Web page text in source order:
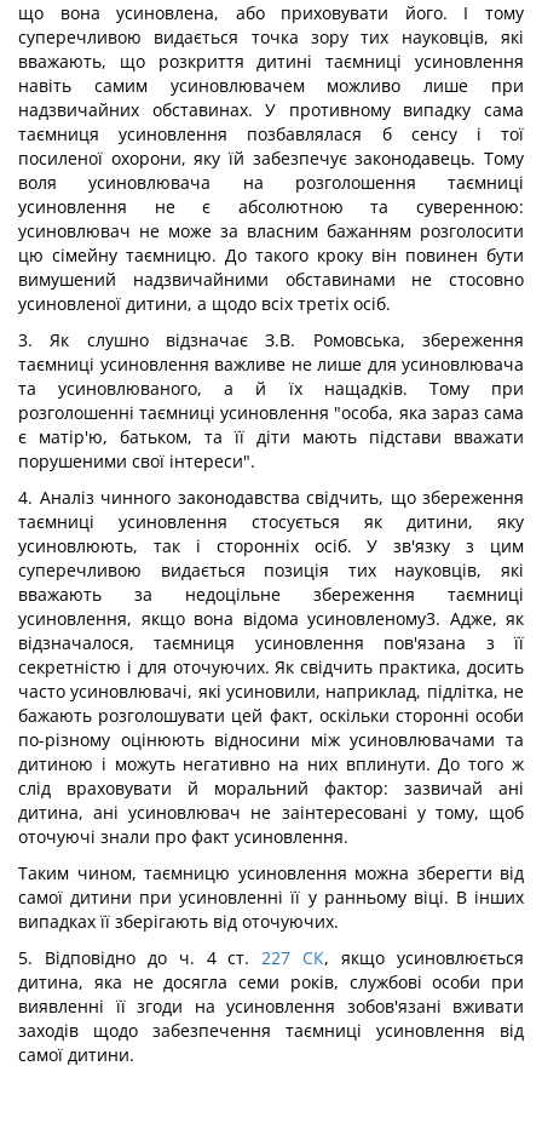
що вона усиновлена, або приховувати його. І тому
суперечливою видається точка зору тих науковців, які
вважають, що розкриття дитині таємниці усиновлення
навіть самим усиновлювачем можливо лише при
надзвичайних обставинах. У противному випадку сама
таємниця усиновлення позбавлялася б сенсу і тої
посиленої охорони, яку їй забезпечує законодавець. Тому
воля усиновлювача на розголошення таємниці
усиновлення не є абсолютною та суверенною:
усиновлювач не може за власним бажанням розголосити
цю сімейну таємницю. До такого кроку він повинен бути
вимушений надзвичайними обставинами не стосовно
усиновленої дитини, а щодо всіх третіх осіб.
3. Як слушно відзначає З.В. Ромовська, збереження
таємниці усиновлення важливе не лише для усиновлювача
та усиновлюваного, а й їх нащадків. Тому при
розголошенні таємниці усиновлення "особа, яка зараз сама
є матір'ю, батьком, та її діти мають підстави вважати
порушеними свої інтереси".
4. Аналіз чинного законодавства свідчить, що збереження
таємниці усиновлення стосується як дитини, яку
усиновлюють, так і сторонніх осіб. У зв'язку з цим
суперечливою видається позиція тих науковців, які
вважають за недоцільне збереження таємниці
усиновлення, якщо вона відома усиновленому3. Адже, як
відзначалося, таємниця усиновлення пов'язана з її
секретністю і для оточуючих. Як свідчить практика, досить
часто усиновлювачі, які усиновили, наприклад, підлітка, не
бажають розголошувати цей факт, оскільки сторонні особи
по-різному оцінюють відносини між усиновлювачами та
дитиною і можуть негативно на них вплинути. До того ж
слід враховувати й моральний фактор: зазвичай ані
дитина, ані усиновлювач не заінтересовані у тому, щоб
оточуючі знали про факт усиновлення.
Таким чином, таємницю усиновлення можна зберегти від
самої дитини при усиновленні її у ранньому віці. В інших
випадках її зберігають від оточуючих.
5. Відповідно до ч. 4 ст. 227 СК, якщо усиновлюється
дитина, яка не досягла семи років, службові особи при
виявленні її згоди на усиновлення зобов'язані вживати
заходів щодо забезпечення таємниці усиновлення від
самої дитини.